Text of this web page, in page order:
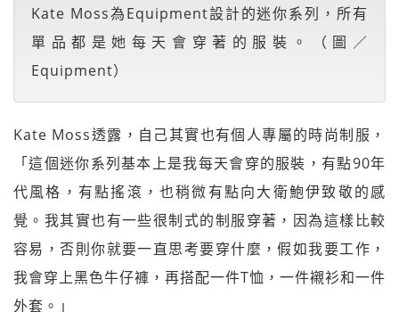
Kate Moss為Equipment設計的迷你系列，所有
單品都是她每天會穿著的服裝。（圖／
Equipment）
Kate Moss透露，自己其實也有個人專屬的時尚制服，
「這個迷你系列基本上是我每天會穿的服裝，有點90年
代風格，有點搖滾，也稍微有點向大衛鮑伊致敬的感
覺。我其實也有一些很制式的制服穿著，因為這樣比較
容易，否則你就要一直思考要穿什麼，假如我要工作，
我會穿上黑色牛仔褲，再搭配一件T恤，一件襯衫和一件
外套。」